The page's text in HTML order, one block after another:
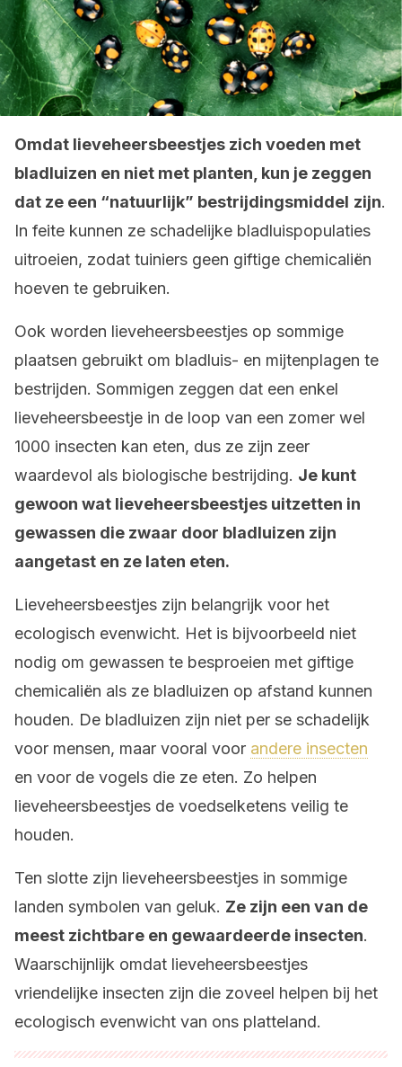
Omdat lieveheersbeestjes zich voeden met
bladluizen en niet met planten, kun je zeggen
dat ze een “natuurlijk” bestrijdingsmiddel zijn.
In feite kunnen ze schadelijke bladluispopulaties
uitroeien, zodat tuiniers geen giftige chemicaliën
hoeven te gebruiken.
Ook worden lieveheersbeestjes op sommige
plaatsen gebruikt om bladluis- en mijtenplagen te
bestrijden. Sommigen zeggen dat een enkel
lieveheersbeestje in de loop van een zomer wel
1000 insecten kan eten, dus ze zijn zeer
waardevol als biologische bestrijding. Je kunt
gewoon wat lieveheersbeestjes uitzetten in
gewassen die zwaar door bladluizen zijn
aangetast en ze laten eten.
Lieveheersbeestjes zijn belangrijk voor het
ecologisch evenwicht. Het is bijvoorbeeld niet
nodig om gewassen te besproeien met giftige
chemicaliën als ze bladluizen op afstand kunnen
houden. De bladluizen zijn niet per se schadelijk
voor mensen, maar vooral voor andere insecten
en voor de vogels die ze eten. Zo helpen
lieveheersbeestjes de voedselketens veilig te
houden.
Ten slotte zijn lieveheersbeestjes in sommige
landen symbolen van geluk. Ze zijn een van de
meest zichtbare en gewaardeerde insecten.
Waarschijnlijk omdat lieveheersbeestjes
vriendelijke insecten zijn die zoveel helpen bij het
ecologisch evenwicht van ons platteland.